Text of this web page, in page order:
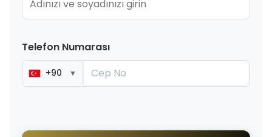
Telefon Numarası
+90 ▼